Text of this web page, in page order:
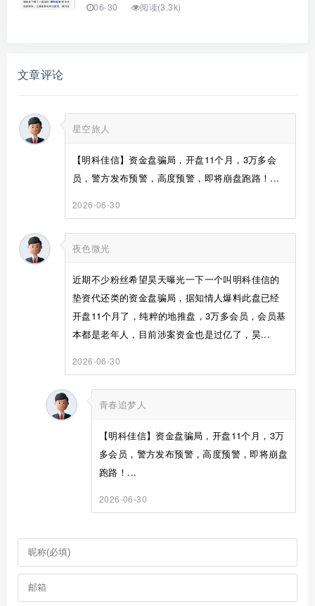
06-30 阅读(3.3k)
文章评论
星空旅人
【明科佳信】资金盘骗局，开盘11个月，3万多会
员，警方发布预警，高度预警，即将崩盘跑路！...
2026-06-30
夜色微光
近期不少粉丝希望昊天曝光一下一个叫明科佳信的
垫资代还类的资金盘骗局，据知情人爆料此盘已经
开盘11个月了，纯粹的地推盘，3万多会员，会员基
本都是老年人，目前涉案资金也是过亿了，昊...
2026-06-30
青春追梦人
【明科佳信】资金盘骗局，开盘11个月，3万
多会员，警方发布预警，高度预警，即将崩盘
跑路！...
2026-06-30